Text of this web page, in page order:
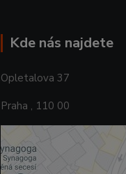
Kde nás najdete
Opletalova 37
Praha , 110 00